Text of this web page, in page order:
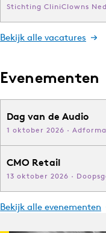
Stichting CliniClowns
Bekijk alle vacatures
Evenementen
Dag van de Audio
1 oktober 2026 ·
CMO Retail
13 oktober 2026 ·
Bekijk alle evenementen